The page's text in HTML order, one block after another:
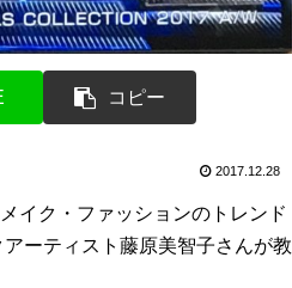
コピー
2017.12.28
イク・ファッションのトレンド
ーティスト藤原美智子さんが教